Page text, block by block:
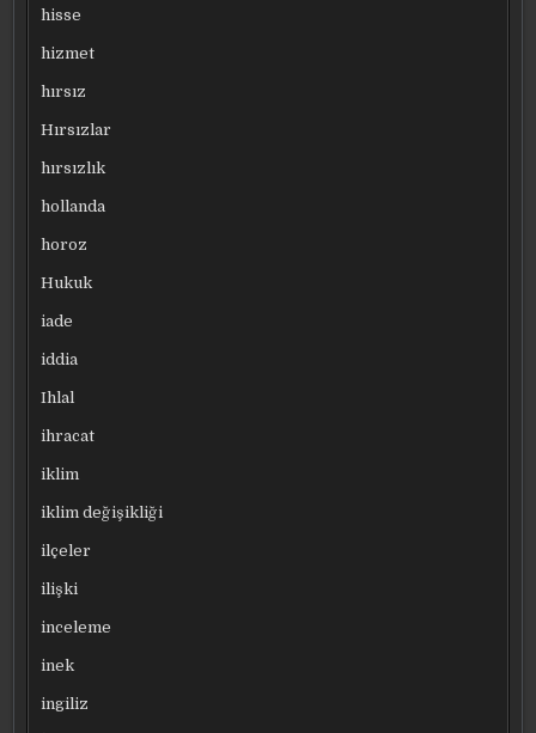
hisse
hizmet
hırsız
Hırsızlar
hırsızlık
hollanda
horoz
Hukuk
iade
iddia
Ihlal
ihracat
iklim
iklim değişikliği
ilçeler
ilişki
inceleme
inek
ingiliz